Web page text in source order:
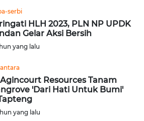
serbi
HLH 2023, PLN NP UPDK
Gelar Aksi Bersih
yang lalu
Agincourt Resources Tanam
'Dari Hati Untuk Bumi'
yang lalu